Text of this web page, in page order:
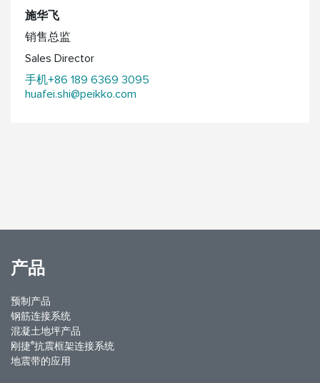
施华飞
销售总监
Sales Director
手机+86 189 6369 3095
huafei.shi@peikko.com
产品
预制产品
钢筋连接系统
混凝土地坪产品
刚捷®抗震框架连接系统
地震带的应用